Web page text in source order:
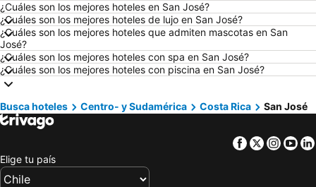
Hoteles en Temuco
Hoteles en Puerto Montt
Hoteles en Las Vegas
Hoteles en Calama
Hoteles en Búzios
Hoteles en São Paulo
Hoteles en Brasil
Hoteles en Isla de Pascua
Hoteles en Chiloé
Hoteles en Girona
Hoteles en Chile
Hoteles en Asunción
Hoteles en Provincia de Iquique
Hoteles en Isla Djerba
¿Cuáles son los mejores hoteles en San José?
¿Cuáles son los mejores hoteles de lujo en San José?
¿Cuáles son los mejores hoteles que admiten mascotas en San
José?
¿Cuáles son los mejores hoteles con spa en San José?
¿Cuáles son los mejores hoteles con piscina en San José?
Busca hoteles Centro- y Sudamérica Costa Rica San José
Facebook
Twitter
Elige tu país